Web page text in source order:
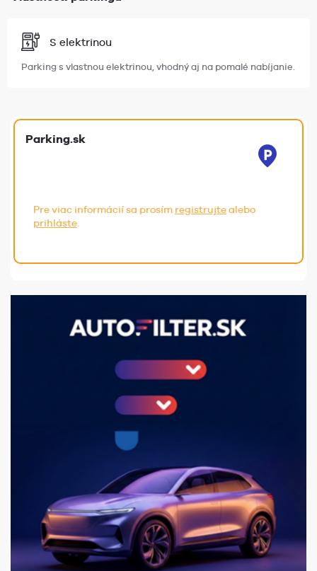
S elektrinou
Parking s vlastnou elektrinou, vhodný aj na pomalé nabíjanie.
Parking.sk
Pre viac informácií sa prosím registrujtealebo
prihláste